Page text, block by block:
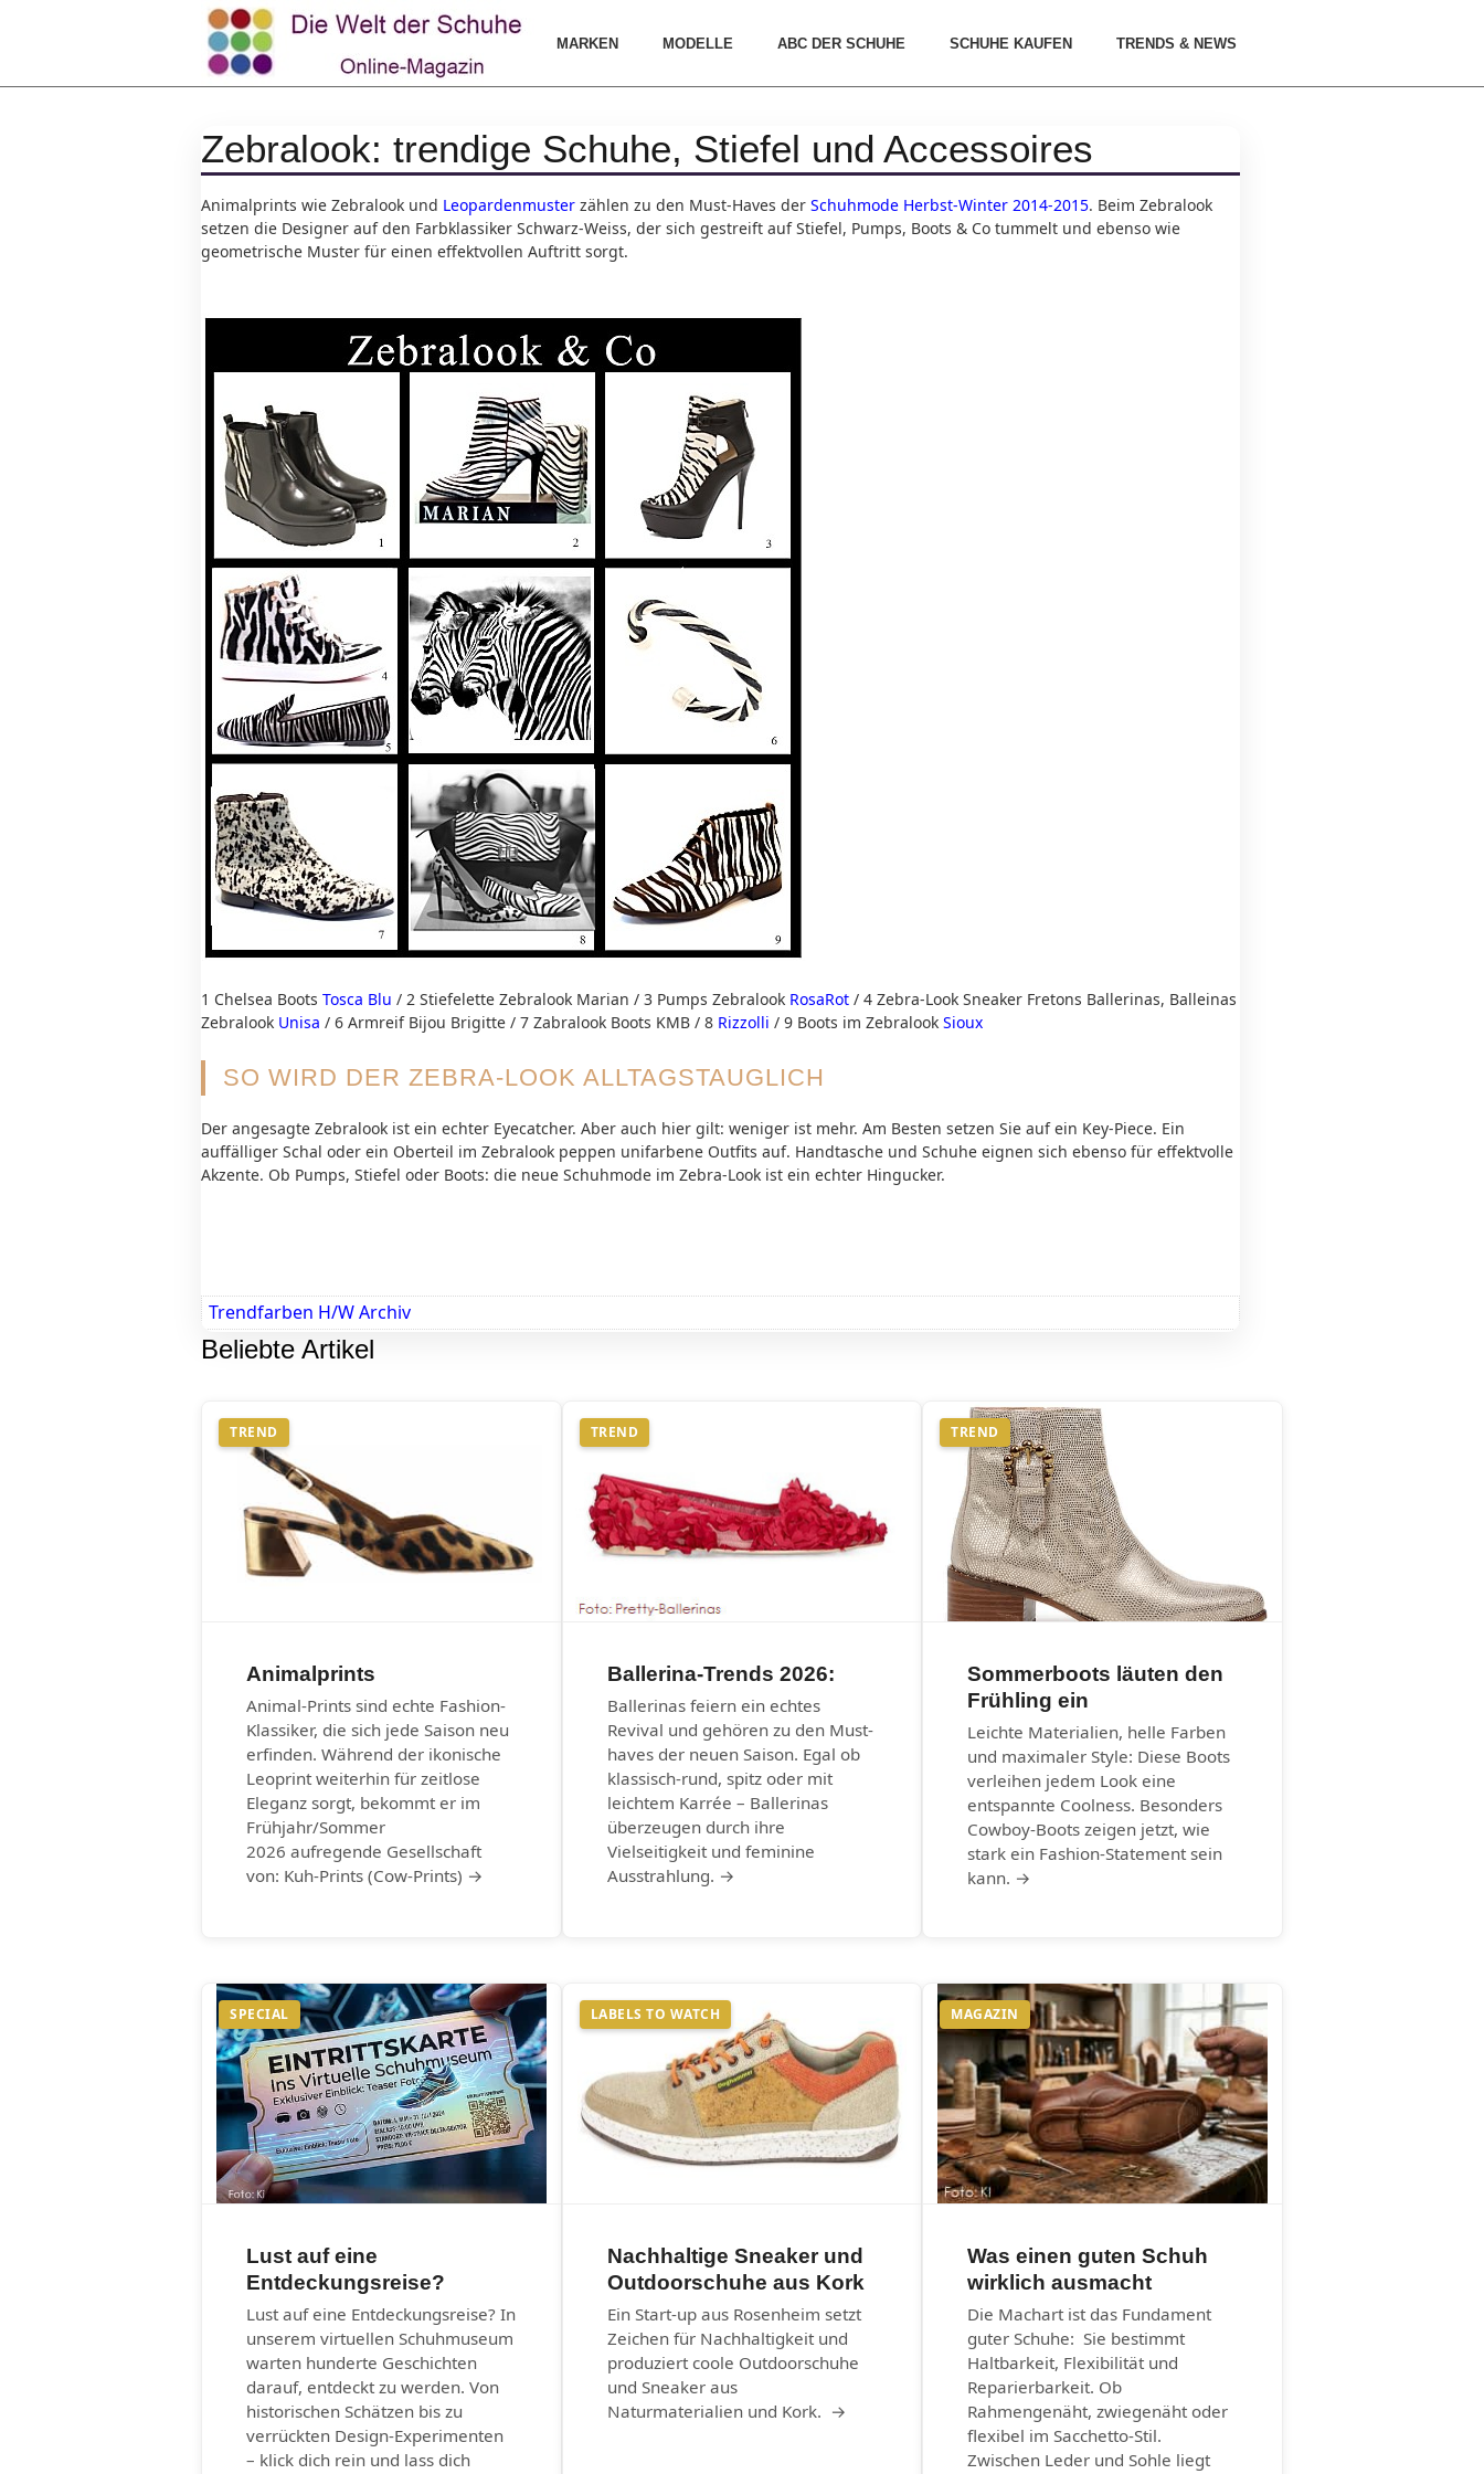
MARKEN MODELLE ABC DER SCHUHE SCHUHE KAUFEN TRENDS & NEWS
Zebralook: trendige Schuhe, Stiefel und Accessoires
Animalprints wie Zebralook und Leopardenmuster zählen zu den Must-Haves der Schuhmode Herbst-Winter 2014-2015. Beim Zebralook
setzen die Designer auf den Farbklassiker Schwarz-Weiss, der sich gestreift auf Stiefel, Pumps, Boots & Co tummelt und ebenso wie
geometrische Muster für einen effektvollen Auftritt sorgt.
1 Chelsea Boots Tosca Blu / 2 Stiefelette Zebralook Marian / 3 Pumps Zebralook RosaRot / 4 Zebra-Look Sneaker Fretons Ballerinas, Balleinas
Zebralook Unisa / 6 Armreif Bijou Brigitte / 7 Zabralook Boots KMB / 8 Rizzolli / 9 Boots im Zebralook Sioux
SO WIRD DER ZEBRA-LOOK ALLTAGSTAUGLICH
Der angesagte Zebralook ist ein echter Eyecatcher. Aber auch hier gilt: weniger ist mehr. Am Besten setzen Sie auf ein Key-Piece. Ein
auffälliger Schal oder ein Oberteil im Zebralook peppen unifarbene Outfits auf. Handtasche und Schuhe eignen sich ebenso für effektvolle
Akzente. Ob Pumps, Stiefel oder Boots: die neue Schuhmode im Zebra-Look ist ein echter Hingucker.
Trendfarben H/W Archiv
Beliebte Artikel
TREND
Animalprints
Animal-Prints sind echte Fashion-
Klassiker, die sich jede Saison neu
erfinden. Während der ikonische
Leoprint weiterhin für zeitlose
Eleganz sorgt, bekommt er im
Frühjahr/Sommer
2026 aufregende Gesellschaft
von: Kuh-Prints (Cow-Prints) →
TREND
Ballerina-Trends 2026:
Ballerinas feiern ein echtes
Revival und gehören zu den Must-
haves der neuen Saison. Egal ob
klassisch-rund, spitz oder mit
leichtem Karrée – Ballerinas
überzeugen durch ihre
Vielseitigkeit und feminine
Ausstrahlung. →
TREND
Sommerboots läuten den
Frühling ein
Leichte Materialien, helle Farben
und maximaler Style: Diese Boots
verleihen jedem Look eine
entspannte Coolness. Besonders
Cowboy-Boots zeigen jetzt, wie
stark ein Fashion-Statement sein
kann. →
SPECIAL
Lust auf eine
Entdeckungsreise?
Lust auf eine Entdeckungsreise? In
unserem virtuellen Schuhmuseum
warten hunderte Geschichten
darauf, entdeckt zu werden. Von
historischen Schätzen bis zu
verrückten Design-Experimenten
– klick dich rein und lass dich
LABELS TO WATCH
Nachhaltige Sneaker und
Outdoorschuhe aus Kork
Ein Start-up aus Rosenheim setzt
Zeichen für Nachhaltigkeit und
produziert coole Outdoorschuhe
und Sneaker aus
Naturmaterialien und Kork. →
MAGAZIN
Was einen guten Schuh
wirklich ausmacht
Die Machart ist das Fundament
guter Schuhe: Sie bestimmt
Haltbarkeit, Flexibilität und
Reparierbarkeit. Ob
Rahmengenäht, zwiegenäht oder
flexibel im Sacchetto-Stil.
Zwischen Leder und Sohle liegt